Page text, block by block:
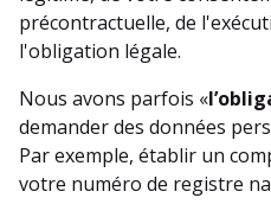
précontractuelle, de
l'obligation légale.
Nous avons parfois «
demander des données
Par exemple, établir un
votre numéro de registre